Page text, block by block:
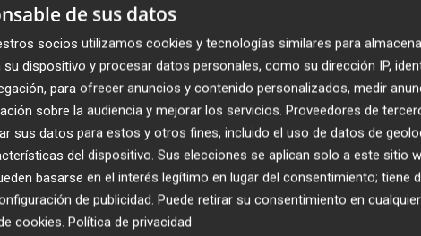
de la Unión Europea
retomado este año el crecimiento exportador gracias a
en Estados Unidos, Reino Unido, el norte de
podría mejorar a partir de 2026. Según el último
en Ceramic World Web , el sector de la construcción
año, con un crecimiento estimado del 2% tanto en
de la actividad constructora previstos en
de sus datos
socios utilizamos cookies y tecnologías similares para
dispositivo y procesar datos personales, como su dirección IP,
para ofrecer anuncios y contenido personalizados, medir
sobre la audiencia y mejorar los servicios. Proveedores de
sus datos para estos y otros fines, incluido el uso de datos de
del dispositivo. Sus elecciones se aplican solo a este sitio
basarse en el interés legítimo en lugar del consentimiento; tiene
de publicidad. Puede retirar su consentimiento en
cookies. Política de privacidad